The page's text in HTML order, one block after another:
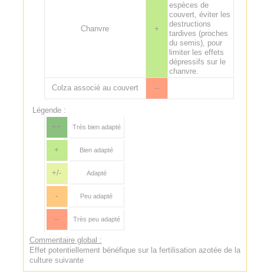
Chanvre +
espèces de
couvert, éviter les
destructions
tardives (proches
du semis), pour
limiter les effets
dépressifs sur le
chanvre.
Colza associé au couvert
--
Légende :
++
Très bien adapté
+ Bien adapté
+/- Adapté
- Peu adapté
-- Très peu adapté
Commentaire global :
Effet potentiellement bénéfique sur la fertilisation azotée de la
culture suivante